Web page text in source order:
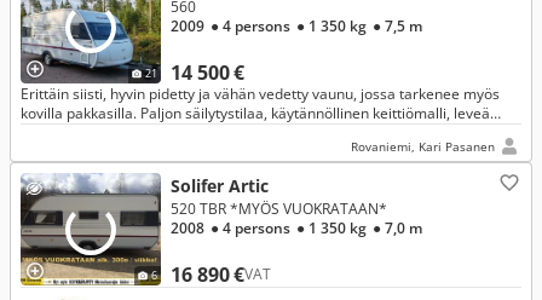
21 14 500 €
560
2009 ● 4 persons ● 1 350 kg ● 7,5 m
Erittäin siisti, hyvin pidetty ja vähän vedetty vaunu, jossa tarkenee myös
kovilla pakkasilla. Paljon säilytystilaa, käytännöllinen keittiömalli, leveä
Rovaniemi, Kari Pasanen
6
Solifer Artic
16 890 €VAT
520 TBR *MYÖS VUOKRATAAN*
2008 ● 4 persons ● 1 350 kg ● 7,0 m